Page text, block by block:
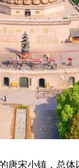
唐宋小镇，总体